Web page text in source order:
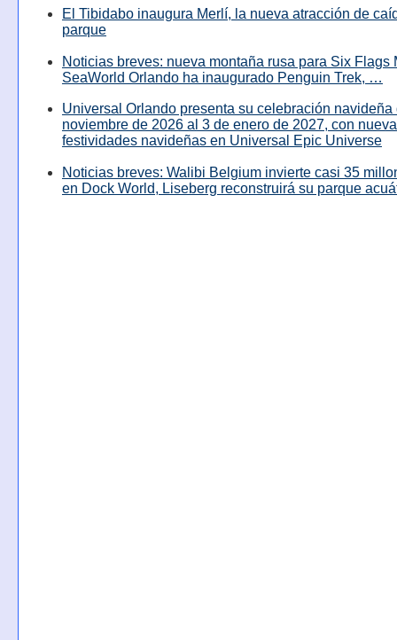
El Tibidabo inaugura Merlí, la nueva atracción de
parque
Noticias breves: nueva montaña rusa para Six Flags
SeaWorld Orlando ha inaugurado Penguin Trek, …
Universal Orlando presenta su celebración navideña
noviembre de 2026 al 3 de enero de 2027, con
festividades navideñas en Universal Epic Universe
Noticias breves: Walibi Belgium invierte casi 35
en Dock World, Liseberg reconstruirá su parque